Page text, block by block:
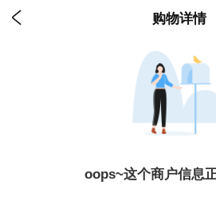
 购物详情
oops~这个商户信息